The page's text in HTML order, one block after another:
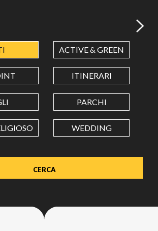
Use dot (.) as decimal separator.
ACTIVE & GREEN
ITINERARI
PARCHI
WEDDING